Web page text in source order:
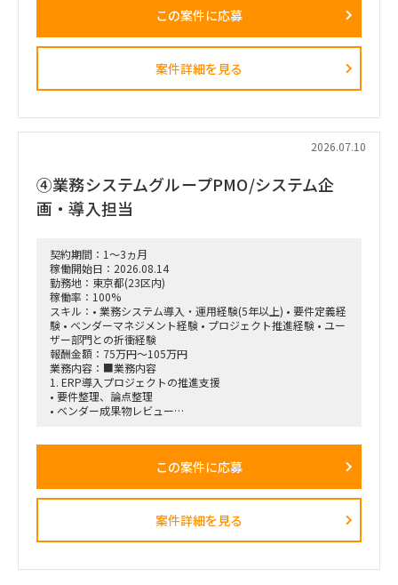
ィ上の問題や設定不備を検出できるAIエージェントの開発を想
LLMのみで判断するのではなく、ルールベースロジックやパタ
る確認を適切に挟むハイブリッド型の仕組みを構築していただ
きます。
■主な業務内容
・ファイアウォール設定ファイルの解析・レビュー
・ネットワーク構成、ポリシー、ACL、セグメンテーションの
・LLMとルールベースロジックを組み合わせた判定ロジックの
設計
・複数ネットワーク機器を横断した構成比較・不整合検知
設計
・AIエージェントの設計・作り込み
・ネットワーク知識が浅いメンバーへの説明、教育・仕組み化
・プロジェクト推進、課題整理、改善提案
■求める人物像
・プロジェクトを主体的にリードできる方
・不足している論点や課題を自ら発見し、改善提案まで行える
方
・ネットワークと生成AIの双方に知見を持ち、両領域をつなげ
て設計できる方
・技術的な内容を、ネットワーク知識が浅いメンバーにも分か
・「なぜこの観点を確認する必要があるのか」という背景まで
・開始時期：2026年8月1日予定
・契約期間：初回2カ月予定
※初回はトライアル的な位置付け。以降、継続の可能性あり
・稼働率：80～100％
この案件に応募
案件詳細を見る
2026.07.10
④業務システムグループPMO/システム企
画・導入担当
契約期間：1～3ヵ月
稼働開始日：2026.08.14
勤務地：東京都(23区内)
稼働率：100%
スキル：• 業務システム導入・運用経験(5年以上) • 要件定義経
験 • ベンダーマネジメント経験 • プロジェクト推進経験 • ユー
ザー部門との折衝経験
報酬金額：75万円～105万円
業務内容：■業務内容
1. ERP導入プロジェクトの推進支援
• 要件整理、論点整理
• ベンダー成果物レビュー
• 会議運営および議事録作成
2. 業務システム導入・刷新支援
• Salesforce/Kintone
• ヘルプデスクシステム
この案件に応募
案件詳細を見る